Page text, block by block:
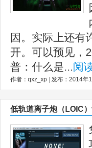
因。实际上还有
开。可以预见，
普：什么是...阅
作者：qxz_xp | 发布：2014年
低轨道离子炮（LOIC